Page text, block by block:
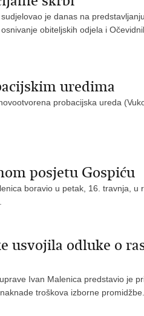
je danas na
obiteljskih odjela i
uredima
probacijska ureda
posjetu Gospiću
boravio u petak, 16. travnja, u
usvojila odluke o
Ivan Malenica predstavio je
troškova izborne promidžbe.